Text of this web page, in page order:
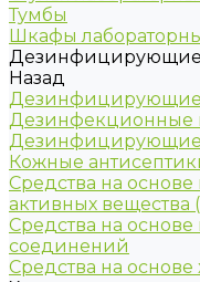
Тумбы
Шкафы
Дезинфицирующие
Назад
Дезинфицирующие
Дезинфекционные
Дезинфицирующие
Кожные
Средства на
активных вещества
Средства на
соединений
Средства на